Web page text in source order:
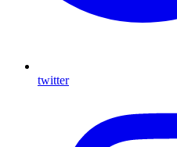
twitter